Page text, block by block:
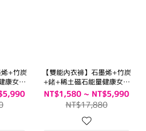
烯+竹炭
康女內
【雙能內衣褲】石墨烯+竹炭
+鍺+稀土磁石能量健康女內
褲-三角款
NT$1,580 ~ NT$5,990
NT$17,880